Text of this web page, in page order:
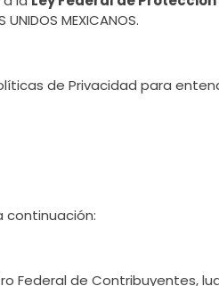
MEXICANOS.
de Privacidad para
continuación:
Federal de Contribuyentes,